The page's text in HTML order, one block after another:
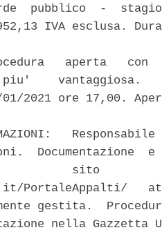
pubblico  -
IVA esclusa.
aperta   con
piu'    vantaggiosa.
2021 ore 17,00.
Responsabile
Documentazione
sito
PortaleAppalti/
gestita.
nella